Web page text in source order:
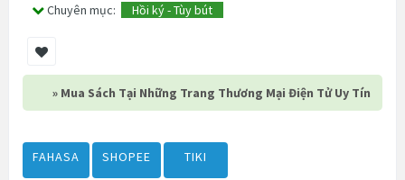
Chuyên mục: Hồi ký - Tùy bút
» Mua Sách Tại Những Trang Thương Mại Điện Tử Uy Tín
FAHASA SHOPEE TIKI